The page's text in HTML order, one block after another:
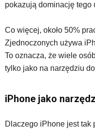
pokazują dominację tego
Co więcej, około 50%
Zjednoczonych używa
To oznacza, że wiele
tylko jako na narzędziu
iPhone jako
Dlaczego iPhone jest tak